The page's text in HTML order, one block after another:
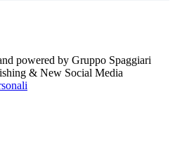
powered by Gruppo Spaggiari
& New Social Media